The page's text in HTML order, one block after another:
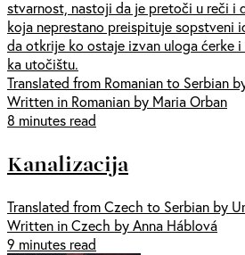
stvarnost, nastoji da je pretoči u reči i
koja neprestano preispituje sopstveni
da otkrije ko ostaje izvan uloga ćerke
ka utočištu.
Translated from Romanian to Serbian
Written in Romanian by Maria Orban
8 minutes read
Kanalizacija
Translated from Czech to Serbian by
Written in Czech by Anna Háblová
9 minutes read